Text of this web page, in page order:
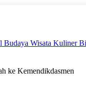
Budaya Wisata Kuliner
ke Kemendikdasmen